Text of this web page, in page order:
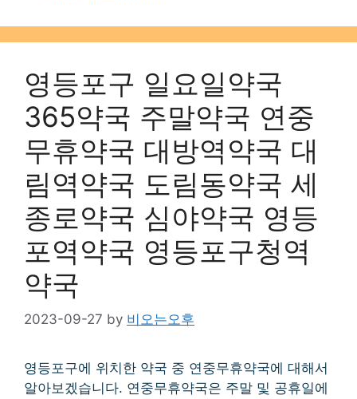
영등포구 일요일약국
365약국 주말약국 연중
무휴약국 대방역약국 대
림역약국 도림동약국 세
종로약국 심야약국 영등
포역약국 영등포구청역
약국
2023-09-27 by 비오는오후
영등포구에 위치한 약국 중 연중무휴약국에 대해서
알아보겠습니다. 연중무휴약국은 주말 및 공휴일에